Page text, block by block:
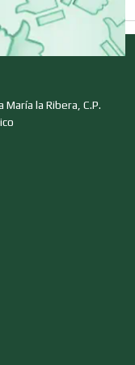
la Ribera, C.P.